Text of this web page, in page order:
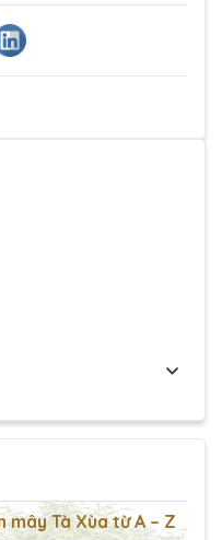
mây Tà Xùa từ A – Z